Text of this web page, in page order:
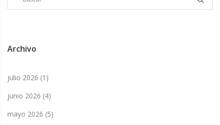
Archivo
julio 2026 (1)
junio 2026 (4)
mayo 2026 (5)